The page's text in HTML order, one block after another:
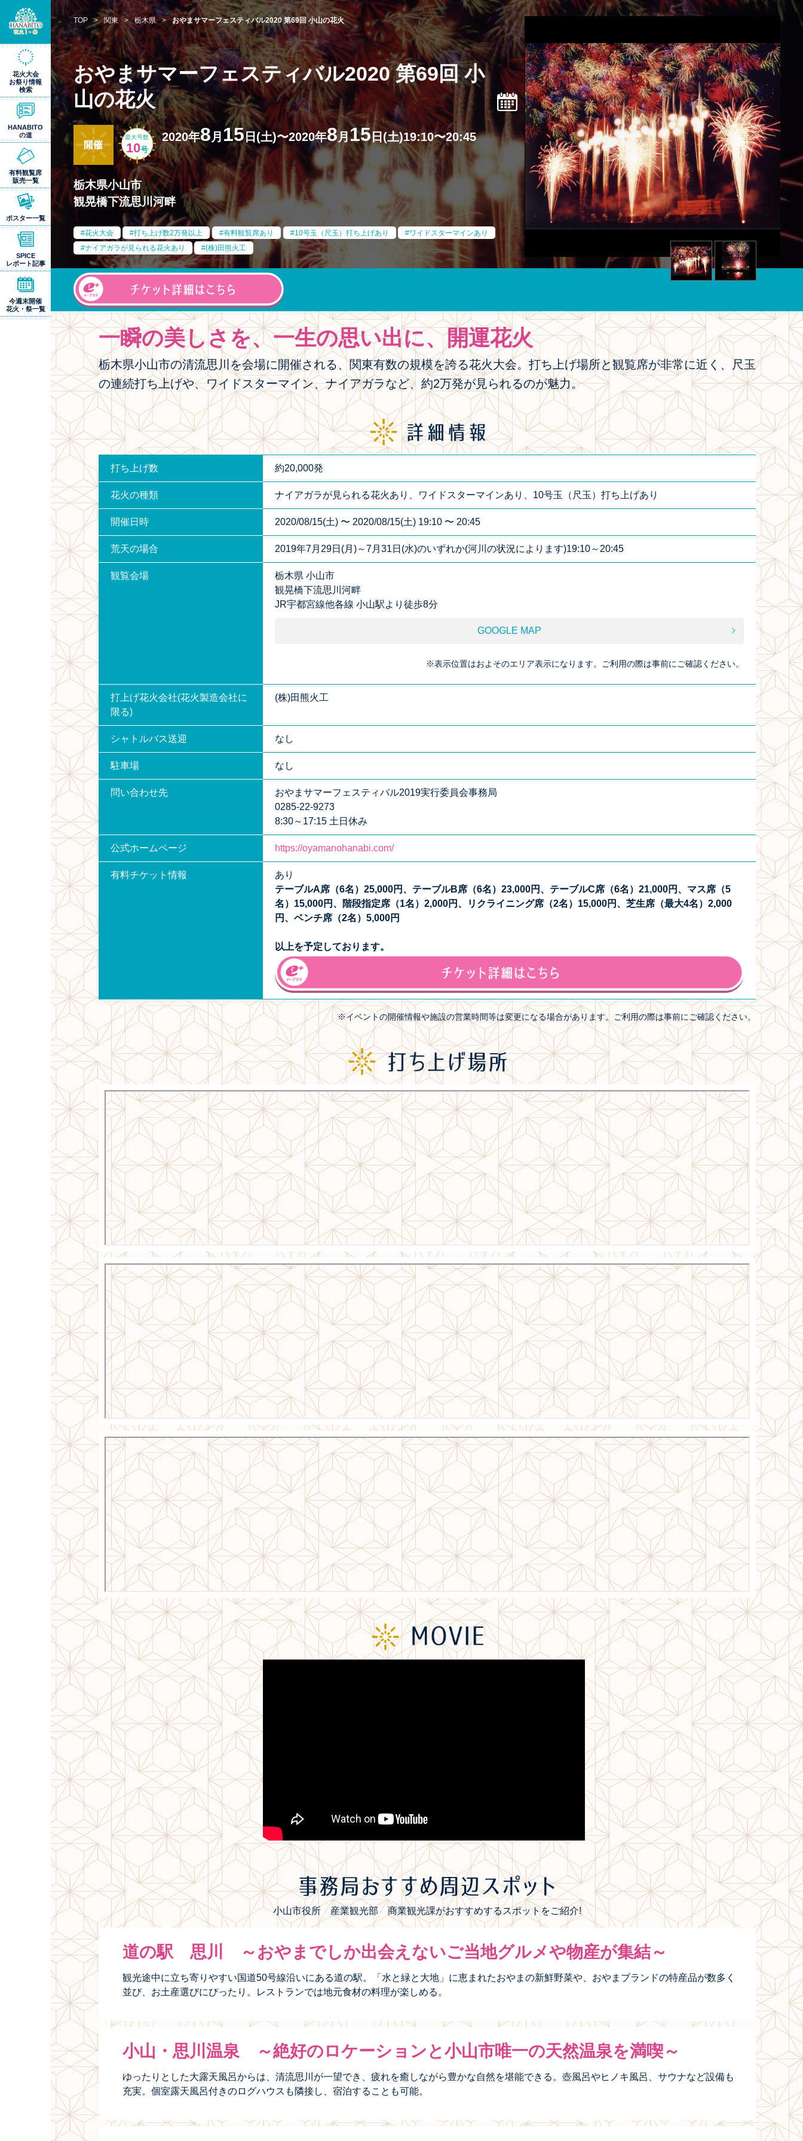
花火大会
お祭り情報
検索
HANABITO
の道
有料観覧席
販売一覧
ポスター一覧
SPICE
レポート記事
今週末開催
花火・祭一覧
TOP > 関東 > 栃木県 > おやまサマーフェスティバル2020 第69回 小山の花火
おやまサマーフェスティバル2020 第69回 小
山の花火
最大号数
10号
2020年8月 15日(土)〜2020年8月15日(土)19:10〜20:45
栃木県小山市
観晃橋下流思川河畔
花火大会 打ち上げ数2万発以上 有料観覧席あり 10号玉（尺玉）打ち上げあり
ワイドスターマインあり
ナイアガラが見られる花火あり
(株)田熊火工
一瞬の美しさを、一生の思い出に、開運花火
栃木県小山市の清流思川を会場に開催される、関東有数の規模を誇る花火大会。打ち上げ場所と観覧席が非常に近く、尺玉
の連続打ち上げや、ワイドスターマイン、ナイアガラなど、約2万発が見られるのが魅力。
打ち上げ数 約20,000発
花火の種類 ナイアガラが見られる花火あり、ワイドスターマインあり、10号玉（尺玉）打ち上げあり
開催日時 2020/08/15(土) 〜 2020/08/15(土) 19:10 〜 20:45
荒天の場合 2019年7月29日(月)～7月31日(水)のいずれか(河川の状況によります)19:10～20:45
観覧会場
栃木県 小山市
観晃橋下流思川河畔
JR宇都宮線他各線 小山駅より徒歩8分
GOOGLE MAP
※表示位置はおよそのエリア表示になります。ご利用の際は事前にご確認ください。
打上げ花火会社(花火製造会社に
限る)
(株)田熊火工
シャトルバス送迎 なし
駐車場 なし
問い合わせ先
おやまサマーフェスティバル2019実行委員会事務局
0285-22-9273
8:30～17:15 土日休み
公式ホームページ https://oyamanohanabi.com/
有料チケット情報
あり
テーブルA席（6名）25,000円、テーブルB席（6名）23,000円、テーブルC席（6名）21,000円、マス席（5
名）15,000円、階段指定席（1名）2,000円、リクライニング席（2名）15,000円、芝生席（最大4名）2,000
円、ベンチ席（2名）5,000円
以上を予定しております。
※イベントの開催情報や施設の営業時間等は変更になる場合があります。ご利用の際は事前にご確認ください。
小山市役所 産業観光部 商業観光課がおすすめするスポットをご紹介!
道の駅 思川 ～おやまでしか出会えないご当地グルメや物産が集結～
観光途中に立ち寄りやすい国道50号線沿いにある道の駅。「水と緑と大地」に恵まれたおやまの新鮮野菜や、おやまブランドの特産品が数多く
並び、お土産選びにぴったり。レストランでは地元食材の料理が楽しめる。
小山・思川温泉 ～絶好のロケーションと小山市唯一の天然温泉を満喫～
ゆったりとした大露天風呂からは、清流思川が一望でき、疲れを癒しながら豊かな自然を堪能できる。壺風呂やヒノキ風呂、サウナなど設備も
充実。個室露天風呂付きのログハウスも隣接し、宿泊することも可能。